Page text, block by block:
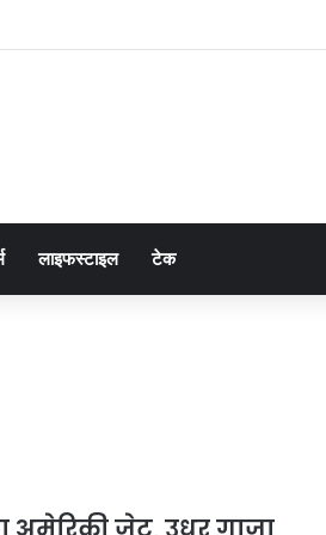
ने सुप्रीम कोर्ट में दायर की कैविएट
लाइफस्टाइल टेक